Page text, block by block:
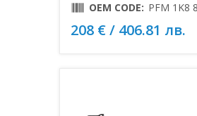
OEM CODE: PFM 1K8
208 € / 406.81 лв.